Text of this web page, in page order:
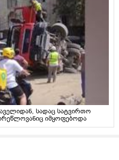
სადაც სატვირთო
იმყოფებოდა